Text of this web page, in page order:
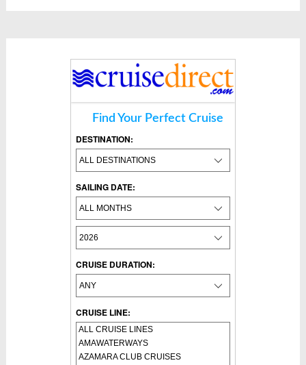
Find Your Perfect Cruise
DESTINATION:
SAILING DATE:
CRUISE DURATION:
CRUISE LINE: